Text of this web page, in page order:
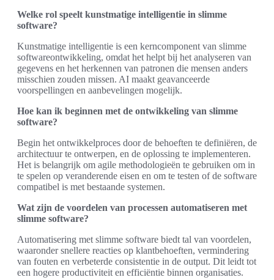
Welke rol speelt kunstmatige intelligentie in slimme
software?
Kunstmatige intelligentie is een kerncomponent van slimme
softwareontwikkeling, omdat het helpt bij het analyseren van
gegevens en het herkennen van patronen die mensen anders
misschien zouden missen. AI maakt geavanceerde
voorspellingen en aanbevelingen mogelijk.
Hoe kan ik beginnen met de ontwikkeling van slimme
software?
Begin het ontwikkelproces door de behoeften te definiëren, de
architectuur te ontwerpen, en de oplossing te implementeren.
Het is belangrijk om agile methodologieën te gebruiken om in
te spelen op veranderende eisen en om te testen of de software
compatibel is met bestaande systemen.
Wat zijn de voordelen van processen automatiseren met
slimme software?
Automatisering met slimme software biedt tal van voordelen,
waaronder snellere reacties op klantbehoeften, vermindering
van fouten en verbeterde consistentie in de output. Dit leidt tot
een hogere productiviteit en efficiëntie binnen organisaties.